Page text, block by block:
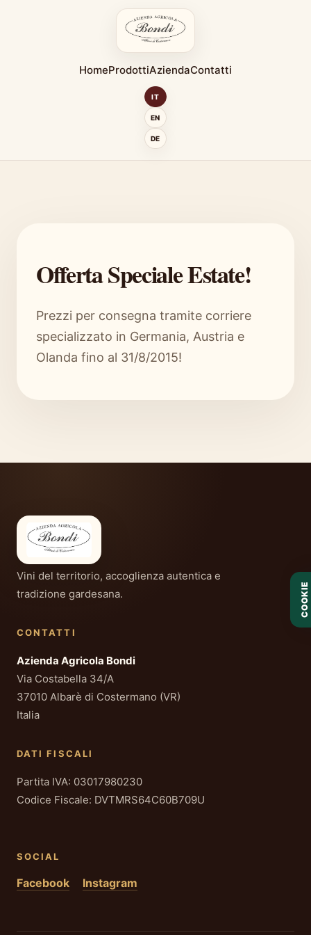
HomeProdottiAziendaContatti
IT
EN
DE
Offerta Speciale Estate!
Prezzi per consegna tramite corriere
specializzato in Germania, Austria e
Olanda fino al 31/8/2015!
Vini del territorio, accoglienza autentica e
tradizione gardesana.
CONTATTI
Azienda Agricola Bondi
Via Costabella 34/A
37010 Albarè di Costermano (VR)
Italia
DATI FISCALI
Partita IVA: 03017980230
Codice Fiscale: DVTMRS64C60B709U
SOCIAL
Facebook Instagram
COOKIE